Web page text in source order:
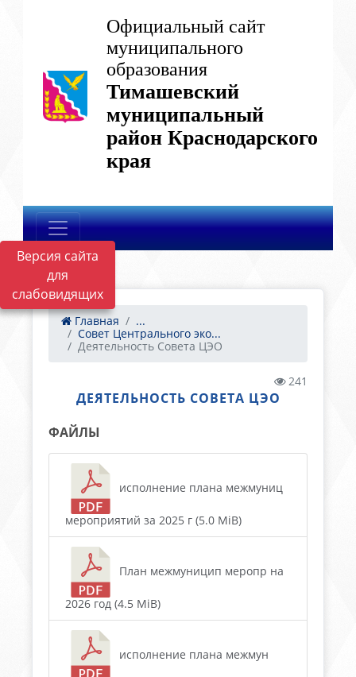
Версия сайта
для
слабовидящих
Официальный сайт
муниципального
образования
Тимашевский
муниципальный
район Краснодарского
края
Главная
...
Совет Центрального эко...
Деятельность Совета ЦЭО
241
ДЕЯТЕЛЬНОСТЬ СОВЕТА ЦЭО
ФАЙЛЫ
исполнение плана межмуниц
мероприятий за 2025 г (5.0 MiB)
План межмуницип меропр на
2026 год (4.5 MiB)
исполнение плана межмун